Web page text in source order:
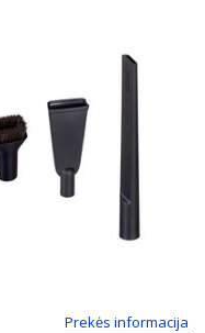
Prekės informacija